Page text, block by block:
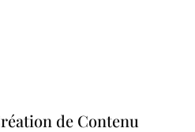
de Contenu